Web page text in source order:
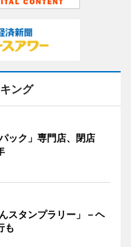
ング
ック」専門店、閉店
スタンプラリー」－ヘ
も